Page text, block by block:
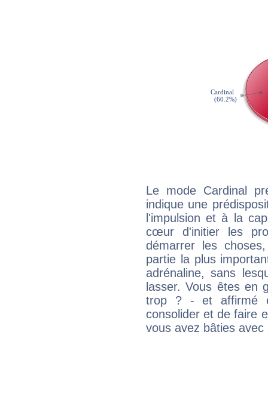
Le mode Cardinal
indique une
l'impulsion et à la
cœur d'initier les
démarrer les
partie la plus
adrénaline, sans
lasser. Vous êtes en
trop ? - et affirmé
consolider et de faire
vous avez bâties avec